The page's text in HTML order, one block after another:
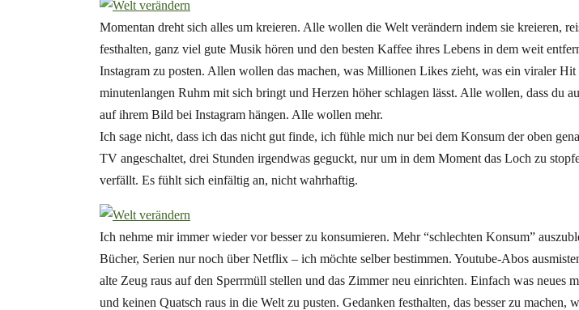
Momentan dreht sich alles um kreieren. Alle wollen die Welt verändern indem sie kreieren,
festhalten, ganz viel gute Musik hören und den besten Kaffee ihres Lebens in dem weit
Instagram zu posten. Allen wollen das machen, was Millionen Likes zieht, was ein viraler
minutenlangen Ruhm mit sich bringt und Herzen höher schlagen lässt. Alle wollen, dass du
auf ihrem Bild bei Instagram hängen. Alle wollen mehr.
Ich sage nicht, dass ich das nicht gut finde, ich fühle mich nur bei dem Konsum der oben
TV angeschaltet, drei Stunden irgendwas geguckt, nur um in dem Moment das Loch zu
verfällt. Es fühlt sich einfältig an, nicht wahrhaftig.
Ich nehme mir immer wieder vor besser zu konsumieren. Mehr “schlechten Konsum”
Bücher, Serien nur noch über Netflix – ich möchte selber bestimmen. Youtube-Abos
alte Zeug raus auf den Sperrmüll stellen und das Zimmer neu einrichten. Einfach was neues
und keinen Quatsch raus in die Welt zu pusten. Gedanken festhalten, das besser zu machen,